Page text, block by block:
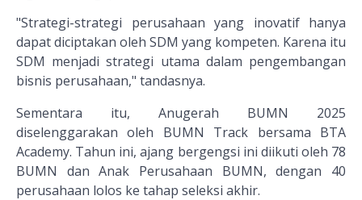
"Strategi-strategi perusahaan yang inovatif hanya
dapat diciptakan oleh SDM yang kompeten. Karena itu
SDM menjadi strategi utama dalam pengembangan
bisnis perusahaan," tandasnya.
Sementara itu, Anugerah BUMN 2025
diselenggarakan oleh BUMN Track bersama BTA
Academy. Tahun ini, ajang bergengsi ini diikuti oleh 78
BUMN dan Anak Perusahaan BUMN, dengan 40
perusahaan lolos ke tahap seleksi akhir.